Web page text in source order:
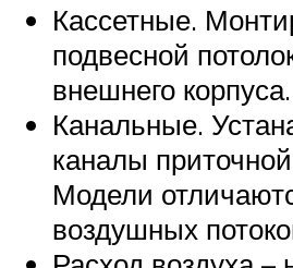
Кассетные.
подвесной
внешнего корпуса.
Канальные.
каналы
Модели
воздушных